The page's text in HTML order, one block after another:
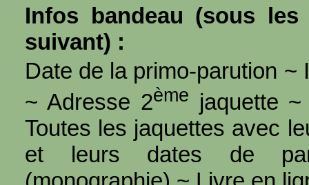
Infos bandeau (sous
suivant) :
Date de la primo-parution ~
~ Adresse 2ème jaquette
Toutes les jaquettes avec
et leurs dates de